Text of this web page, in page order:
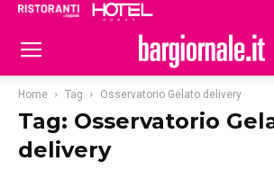
Home Tag Osservatorio Gelato delivery
Tag: Osservatorio
delivery